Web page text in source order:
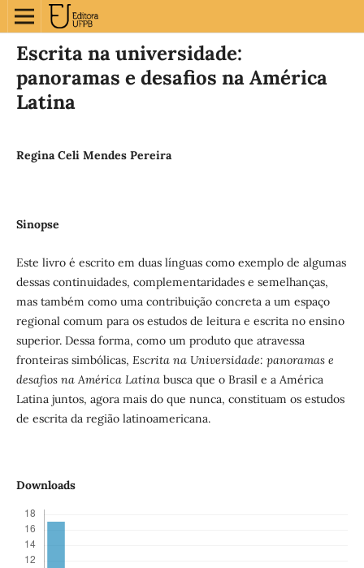
Escrita na universidade:
panoramas e desafios na América
Latina
Regina Celi Mendes Pereira
Sinopse
Este livro é escrito em duas línguas como exemplo de algumas
dessas continuidades, complementaridades e semelhanças,
mas também como uma contribuição concreta a um espaço
regional comum para os estudos de leitura e escrita no ensino
superior. Dessa forma, como um produto que atravessa
fronteiras simbólicas, Escrita na Universidade: panoramas e
desafios na América Latinabusca que o Brasil e a América
Latina juntos, agora mais do que nunca, constituam os estudos
de escrita da região latinoamericana.
Downloads